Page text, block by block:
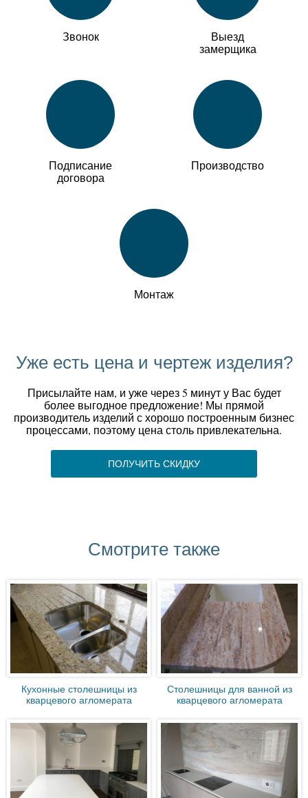
Звонок
Выезд
замерщика
Подписание
договора
Производство
Монтаж
Уже есть цена и чертеж изделия?
Присылайте нам, и уже через 5 минут у Вас будет
более выгодное предложение! Мы прямой
производитель изделий с хорошо построенным бизнес
процессами, поэтому цена столь привлекательна.
ПОЛУЧИТЬ СКИДКУ
Смотрите также
Кухонные столешницы из
кварцевого агломерата
Столешницы для ванной из
кварцевого агломерата